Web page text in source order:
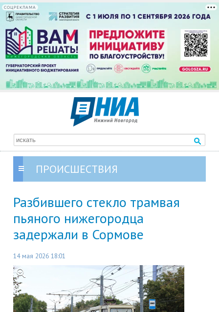
СОЦРЕКЛАМА
ПРОИСШЕСТВИЯ
Разбившего стекло трамвая
пьяного нижегородца
задержали в Сормове
14 мая 2026 18:01